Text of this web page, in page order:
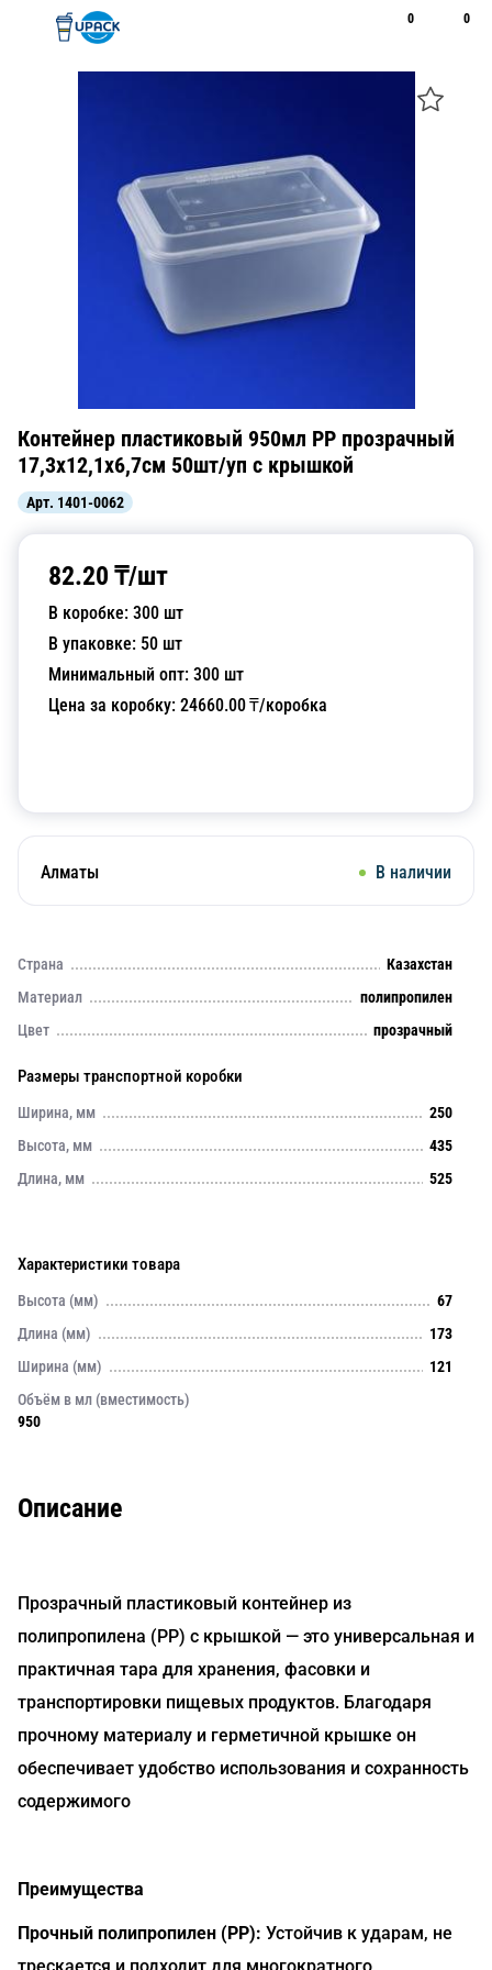
0 0
Контейнер пластиковый 950мл PP прозрачный
17,3х12,1х6,7см 50шт/уп с крышкой
Арт. 1401-0062
82.20 ₸/шт
В коробке: 300 шт
В упаковке: 50 шт
Минимальный опт: 300 шт
Цена за коробку: 24660.00₸/коробка
Алматы В наличии
Страна
Казахстан
Материал
полипропилен
Цвет
прозрачный
Размеры транспортной коробки
Ширина, мм
250
Высота, мм
435
Длина, мм
525
Характеристики товара
Высота (мм)
67
Длина (мм)
173
Ширина (мм)
121
Объём в мл (вместимость)
950
Описание
Прозрачный пластиковый контейнер из
полипропилена (PP) с крышкой — это универсальная и
практичная тара для хранения, фасовки и
транспортировки пищевых продуктов. Благодаря
прочному материалу и герметичной крышке он
обеспечивает удобство использования и сохранность
содержимого
Преимущества
Прочный полипропилен (PP): Устойчив к ударам, не